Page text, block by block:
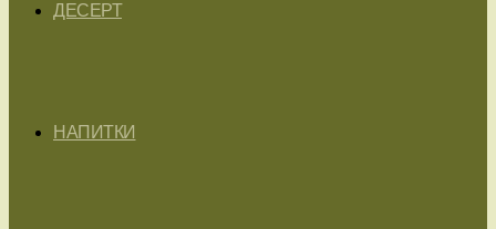
ДЕСЕРТ
НАПИТКИ